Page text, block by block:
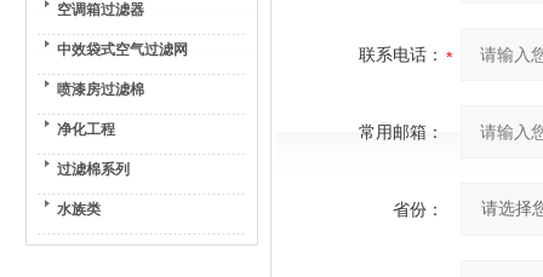
空调箱过滤器
中效袋式空气过滤网
喷漆房过滤棉
净化工程
过滤棉系列
水族类
联系电话：
常用邮箱：
省份：